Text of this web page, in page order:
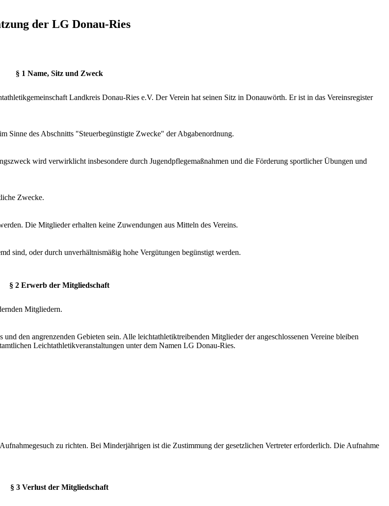
der LG Donau-Ries
§ 1 Name, Sitz und Zweck
Landkreis Donau-Ries e.V. Der Verein hat seinen Sitz in Donauwörth. Er ist in das Vereinsregister
Sinne des Abschnitts "Steuerbegünstigte Zwecke" der Abgabenordnung.
wird verwirklicht insbesondere durch Jugendpflegemaßnahmen und die Förderung sportlicher Übungen und
Zwecke.
Die Mitglieder erhalten keine Zuwendungen aus Mitteln des Vereins.
sind, oder durch unverhältnismäßig hohe Vergütungen begünstigt werden.
§ 2 Erwerb der Mitgliedschaft
Mitgliedern.
den angrenzenden Gebieten sein. Alle leichtathletiktreibenden Mitglieder der angeschlossenen Vereine bleiben
Leichtathletikveranstaltungen unter dem Namen LG Donau-Ries.
zu richten. Bei Minderjährigen ist die Zustimmung der gesetzlichen Vertreter erforderlich. Die Aufnahme
§ 3 Verlust der Mitgliedschaft